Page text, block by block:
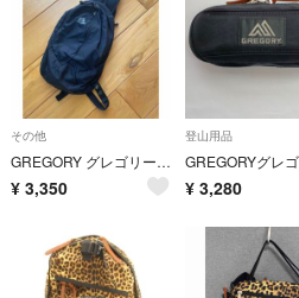
その他
GREGORY グレゴリー SKETCH 8 スケッチ 8 8L
¥ 3,350
登山用品
¥ 3,280